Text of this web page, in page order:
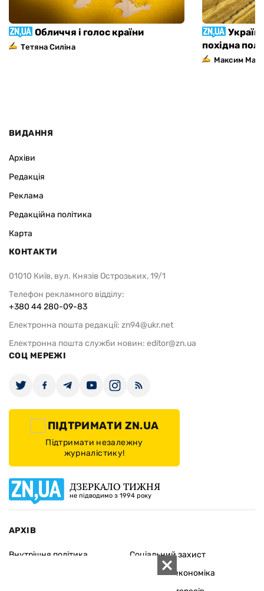
Обличчя і голос країни
Тетяна Силіна
похідна
Максим
ВИДАННЯ
Архіви
Редакція
Реклама
Редакційна політика
Карта
КОНТАКТИ
01010 Київ, вул. Князів Острозьких, 19/1
Телефон рекламного відділу:
+380 44 280-09-83
Електронна пошта редакції: zn94@ukr.net
Електронна пошта служби новин: editor@zn.ua
СОЦ МЕРЕЖІ
ПІДТРИМАТИ ZN.UA
Підтримати незалежну
журналістику!
ДЗЕРКАЛО ТИЖНЯ
не підводимо з 1994 року
АРХІВ
Внутрішня політика
Соціальний захист
Зарубіжна економіка